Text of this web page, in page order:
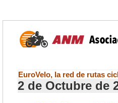
EuroVelo, la red de rutas
2 de Octubre de